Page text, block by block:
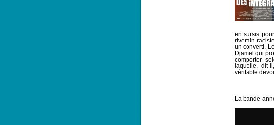
en sursis
riverain
un converti.
Djamel qui
comporter
laquelle, dit-
véritable
La bande-